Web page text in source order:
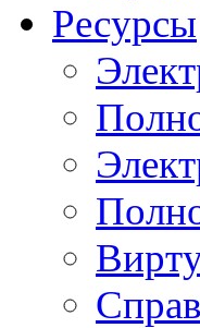
Ресурсы